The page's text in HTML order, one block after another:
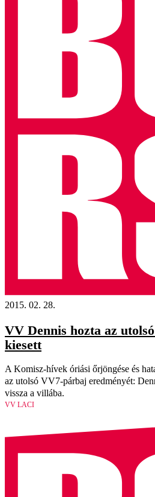
2015. 02. 28.
VV Dennis hozta az
kiesett
A Komisz-hívek óriási őrjöngése és
az utolsó VV7-párbaj eredményét:
vissza a villába.
VV LACI